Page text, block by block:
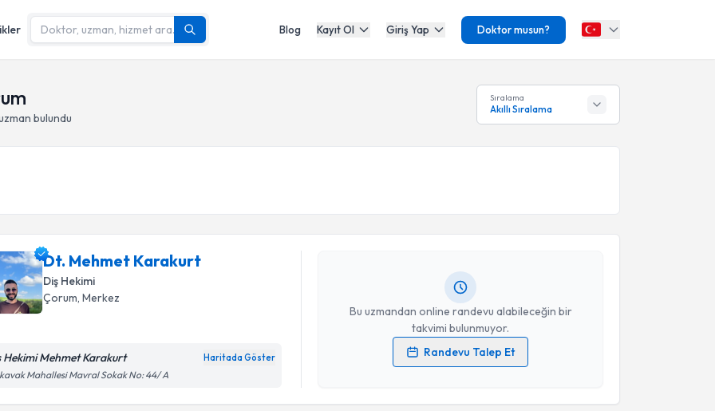
Blog Kayıt Ol Giriş Yap Doktor musun?
bulundu
Sıralama
Akıllı Sıralama
Dt. Mehmet Karakurt
Diş Hekimi
Çorum, Merkez
Hekimi Mehmet Karakurt Haritada Göster
Mahallesi Mavral Sokak No: 44/ A
Bu uzmandan online randevu alabileceğin bir
takvimi bulunmuyor.
Randevu Talep Et
Kişisel verilerimin işlenmesine ilişkinAydınlatma Metni
işlenmesini kabul ediyorum.
Randevu Takvimi Talebi